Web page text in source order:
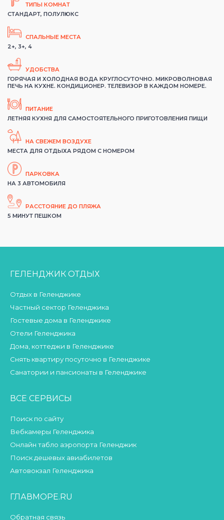
ТИПЫ КОМНАТ
СТАНДАРТ, ПОЛУЛЮКС
СПАЛЬНЫЕ МЕСТА
2+, 3+, 4
УДОБСТВА
ГОРЯЧАЯ И ХОЛОДНАЯ ВОДА КРУГЛОСУТОЧНО. МИКРОВОЛНОВАЯ
ПЕЧЬ НА КУХНЕ. КОНДИЦИОНЕР. ТЕЛЕВИЗОР В КАЖДОМ НОМЕРЕ.
ПИТАНИЕ
ЛЕТНЯЯ КУХНЯ ДЛЯ САМОСТОЯТЕЛЬНОГО ПРИГОТОВЛЕНИЯ ПИЩИ
НА СВЕЖЕМ ВОЗДУХЕ
МЕСТА ДЛЯ ОТДЫХА РЯДОМ С НОМЕРОМ
ПАРКОВКА
НА 3 АВТОМОБИЛЯ
РАССТОЯНИЕ ДО ПЛЯЖА
5 МИНУТ ПЕШКОМ
ГЕЛЕНДЖИК ОТДЫХ
Отдых в Геленджике
Частный сектор Геленджика
Гостевые дома в Геленджике
Отели Геленджика
Дома, коттеджи в Геленджике
Снять квартиру посуточно в Геленджике
Санатории и пансионаты в Геленджике
ВСЕ СЕРВИСЫ
Поиск по сайту
Вебкамеры Геленджика
Онлайн табло аэропорта Геленджик
Поиск дешевых авиабилетов
Автовокзал Геленджика
ГЛАВМОРЕ.RU
Обратная связь